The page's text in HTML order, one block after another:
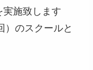
実施致します
）のスクールと